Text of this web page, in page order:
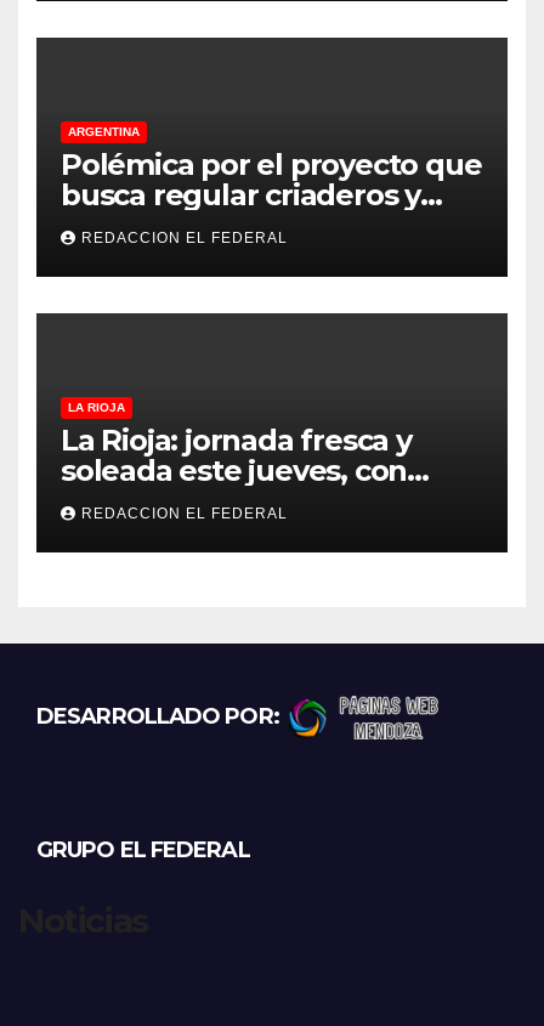
ARGENTINA
Polémica por el proyecto que
busca regular criaderos y
refugios de perros y gatos:
denuncian excesos, mientras
proteccionistas reclaman
controles más duros
REDACCION EL FEDERAL
LA RIOJA
La Rioja: jornada fresca y
soleada este jueves, con
temperaturas estables para
el viernes
REDACCION EL FEDERAL
DESARROLLADO POR:
GRUPO EL FEDERAL